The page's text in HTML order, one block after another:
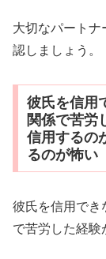
大切なパートナ
認しましょう。
彼氏を信用
関係で苦労
信用するの
るのが怖い
彼氏を信用でき
で苦労した経験